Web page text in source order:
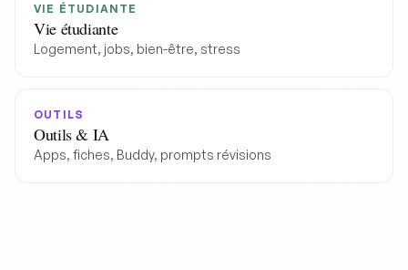
VIE ÉTUDIANTE
Vie étudiante
Logement, jobs, bien-être, stress
OUTILS
Outils & IA
Apps, fiches, Buddy, prompts révisions